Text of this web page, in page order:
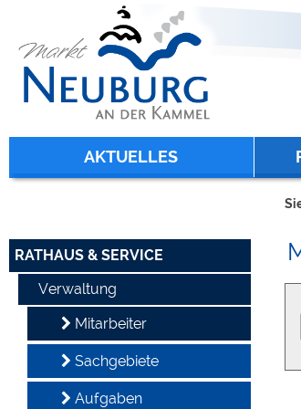
zur Navigation oder zur Startseite
AKTUELLES
RATHAUS & SERVICE
Verwaltung
Mitarbeiter
Sachgebiete
Aufgaben